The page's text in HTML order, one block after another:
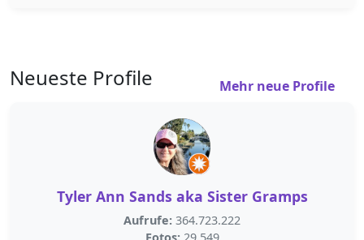
Neueste Profile Mehr neue Profile
Tyler Ann Sands aka Sister Gramps
Aufrufe: 364.723.222